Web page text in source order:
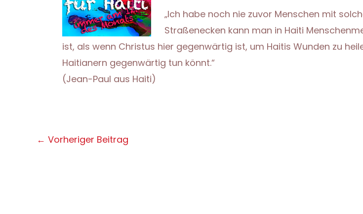
„Ich habe noch nie zuvor Menschen mit
Straßenecken kann man in Haiti
ist, als wenn Christus hier gegenwärtig ist, um Haitis Wunden zu
Haitianern gegenwärtig tun könnt.“
(Jean-Paul aus Haiti)
Post
← Vorheriger Beitrag